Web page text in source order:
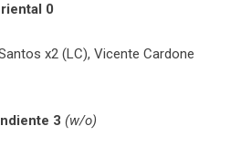
0
x2 (LC), Vicente Cardone
3 (w/o)